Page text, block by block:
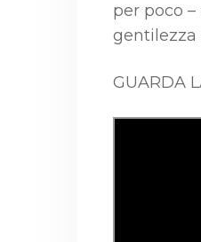
per poco
gentilezza
GUARDA